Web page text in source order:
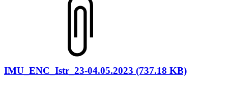
IMU_ENC_Istr_23-04.05.2023 (737.18 KB)